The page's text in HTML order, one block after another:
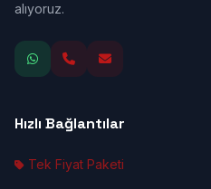
alıyoruz.
Hızlı Bağlantılar
Tek Fiyat Paketi